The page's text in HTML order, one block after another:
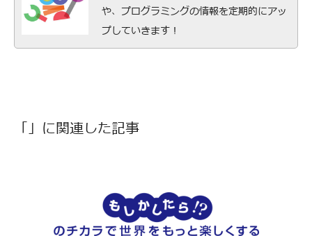
や、プログラミングの情報を定期的にアッ
プしていきます！
「」に関連した記事